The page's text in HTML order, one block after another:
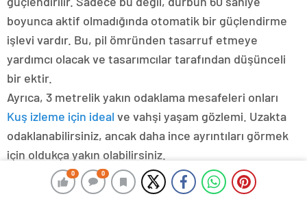
0 0
boyunca aktif olmadığında otomatik bir güçlendirme
işlevi vardır. Bu, pil ömründen tasarruf etmeye
yardımcı olacak ve tasarımcılar tarafından düşünceli
bir ektir.
Ayrıca, 3 metrelik yakın odaklama mesafeleri onları
Kuş izleme için ideal ve vahşi yaşam gözlemi. Uzakta
odaklanabilirsiniz, ancak daha ince ayrıntıları görmek
için oldukça yakın olabilirsiniz.
Bu dürbünler hakkında sevilecek çok şey olsa da,
hiçbir ürün tamamen mükemmel değildir. Pahalı bir